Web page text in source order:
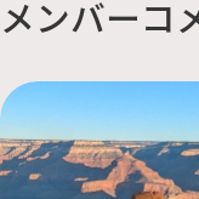
メンバーコ